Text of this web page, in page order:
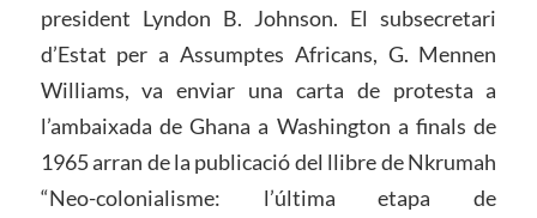
president Lyndon B. Johnson. El subsecretari
d’Estat per a Assumptes Africans, G. Mennen
Williams, va enviar una carta de protesta a
l’ambaixada de Ghana a Washington a finals de
1965 arran de la publicació del llibre de Nkrumah
“Neo-colonialisme: l’última etapa de